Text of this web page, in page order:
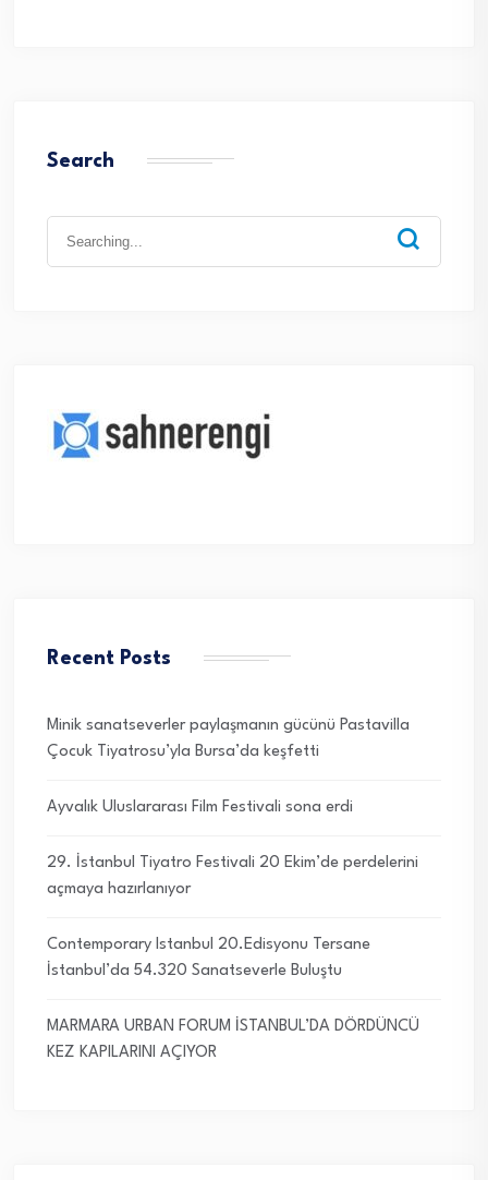
Search
Recent Posts
Minik sanatseverler paylaşmanın gücünü Pastavilla
Çocuk Tiyatrosu’yla Bursa’da keşfetti
Ayvalık Uluslararası Film Festivali sona erdi
29. İstanbul Tiyatro Festivali 20 Ekim’de perdelerini
açmaya hazırlanıyor
Contemporary Istanbul 20.Edisyonu Tersane
İstanbul’da 54.320 Sanatseverle Buluştu
MARMARA URBAN FORUM İSTANBUL’DA DÖRDÜNCÜ
KEZ KAPILARINI AÇIYOR